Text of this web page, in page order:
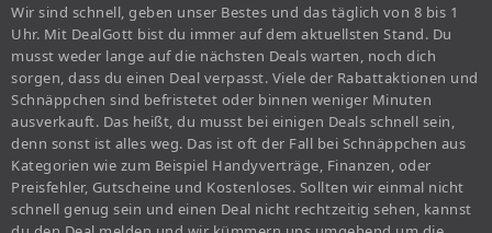
Wir sind schnell, geben unser Bestes und das täglich von 8 bis 1
Uhr. Mit DealGott bist du immer auf dem aktuellsten Stand. Du
musst weder lange auf die nächsten Deals warten, noch dich
sorgen, dass du einen Deal verpasst. Viele der Rabattaktionen und
Schnäppchen sind befristetet oder binnen weniger Minuten
ausverkauft. Das heißt, du musst bei einigen Deals schnell sein,
denn sonst ist alles weg. Das ist oft der Fall bei Schnäppchen aus
Kategorien wie zum Beispiel Handyverträge, Finanzen, oder
Preisfehler, Gutscheine und Kostenloses. Sollten wir einmal nicht
schnell genug sein und einen Deal nicht rechtzeitig sehen, kannst